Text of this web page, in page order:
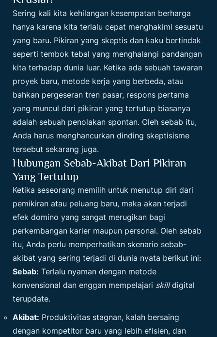
Sering kali kita kehilangan kesempatan berharga
hanya karena kita terlalu cepat menghakimi sesuatu
yang baru. Pikiran yang skeptis dan kaku bertindak
seperti tembok tebal yang menghalangi pandangan
kita terhadap dunia luar. Ketika ada sebuah tawaran
proyek baru, metode kerja yang berbeda, atau
bahkan pergeseran tren pasar, respons pertama
yang muncul dari pikiran yang tertutup biasanya
adalah sebuah penolakan spontan. Oleh sebab itu,
Anda harus menghancurkan dinding skeptisisme
tersebut sekarang juga.
Hubungan Sebab-Akibat Dari Pikiran
Yang Tertutup
Ketika seseorang memilih untuk menutup diri dari
pemikiran atau peluang baru, maka akan terjadi
efek domino yang sangat merugikan bagi
perkembangan karier maupun personal. Oleh sebab
itu, Anda perlu memperhatikan skenario sebab-
akibat yang sering terjadi di dunia nyata berikut ini:
Sebab: Terlalu nyaman dengan metode
konvensional dan enggan mempelajari skilldigital
terupdate.
Akibat: Produktivitas stagnan, kalah bersaing
dengan kompetitor baru yang lebih efisien, dan